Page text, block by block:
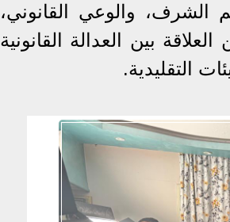
الشرف، والوعي القانوني،
بين العدالة القانونية
التقليدية.